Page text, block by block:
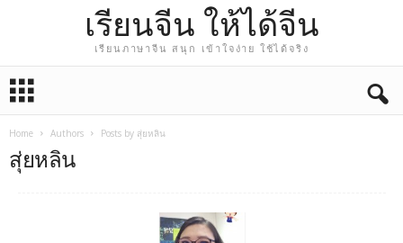
เรียนจีน ให้ได้จีน
เรียนภาษาจีน สนุก เข้าใจง่าย ใช้ได้จริง
Home Authors Posts by สุ่ยหลิน
สุ่ยหลิน